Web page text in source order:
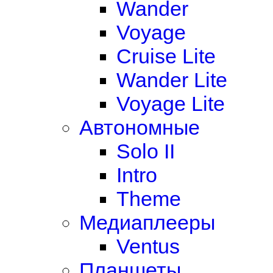
Wander
Voyage
Cruise Lite
Wander Lite
Voyage Lite
Автономные
Solo II
Intro
Theme
Медиаплееры
Ventus